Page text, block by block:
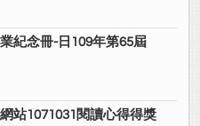
紀念冊-日109年第65屆
站1071031閱讀心得得獎